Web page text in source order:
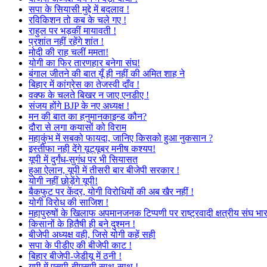
सपा के सियासी मुद्दे में बदलाव !
रविकिशन तो कब के चले गए !
राहुल पर भड़कीं मायावती !
प्रशांत नहीं रहेंगे शांत !
मोदी की राह चलीं ममता!
योगी का फिर तारणहार बनेगा संघ!
बंगाल जीतने की बात यूँ ही नहीं की अमित शाह ने
बिहार में कांग्रेस का तेजस्वी दाँव !
वक्फ के चलते बिखर न जाए एनडीए !
संजय होंगे BJP के नए अध्यक्ष !
मन की बात का हनुमानकाइन्ड कौन?
दौरा से लगा कयासों को विराम
महाकुंभ में सबको फायदा, जानिए किसको हुआ नुकसान ?
इस्तीफा नही देंगे यूट्यूबर मनीष कश्यप!
यूपी में दुर्गंध-सुगंध पर भी सियासत
हुआ ऐलान, यूपी में तीसरी बार बीजेपी सरकार !
योगी नहीं छोड़ेंगे यूपी!
बैकफुट पर केंद्र, योगी विरोधियों की अब खैर नहीं !
योगी विरोध की साजिश !
महापुरुषों के खिलाफ अपमानजनक टिप्पणी पर राष्ट्रवादी क्षत्रीय संघ
किसानों के हितैषी ही बने दुश्मन !
बीजेपी अध्यक्ष वही, जिसे योगी कहें सही
सपा के पीडीए की बीजेपी काट !
बिहार बीजेपी-जेडीयू में ठनी !